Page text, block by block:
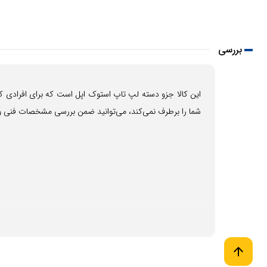
بررسی
این کالا جزو دسته لپ تاپ استوک اپل است که برای
شما را برطرف نمی‌کند، می‌توانید ضمن بررسی مشخصات فنی
arrow_upward